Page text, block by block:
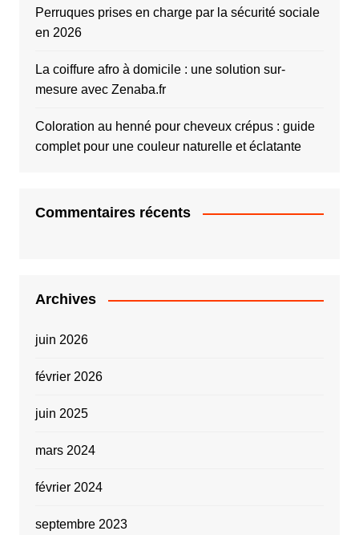
Perruques prises en charge par la sécurité sociale
en 2026
La coiffure afro à domicile : une solution sur-
mesure avec Zenaba.fr
Coloration au henné pour cheveux crépus : guide
complet pour une couleur naturelle et éclatante
Commentaires récents
Archives
juin 2026
février 2026
juin 2025
mars 2024
février 2024
septembre 2023